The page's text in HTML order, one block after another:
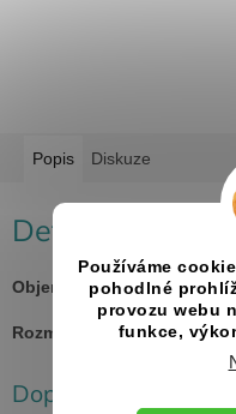
Používáme
pohodlné
provozu webu
funkce,
Popis Diskuze
Detailní popis
Objem: 175 ml
Rozměry: 93 x 110 x 22 cm
Doplňkové parametry